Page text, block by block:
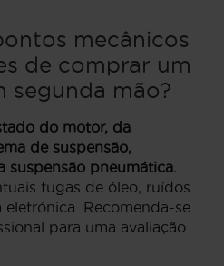
mecânicos
de comprar um
segunda mão?
do motor, da
de suspensão,
suspensão pneumática.
fugas de óleo, ruídos
eletrónica. Recomenda-se
para uma avaliação